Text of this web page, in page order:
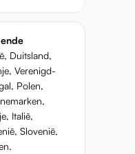
Duitsland,
Verenigd-
Polen,
Italië,
Slovenië,